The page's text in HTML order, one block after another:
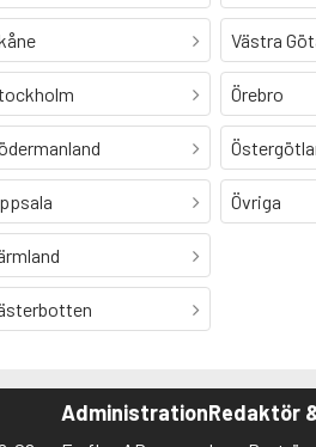
Västra
Örebro
Övriga
AdministrationRedaktör